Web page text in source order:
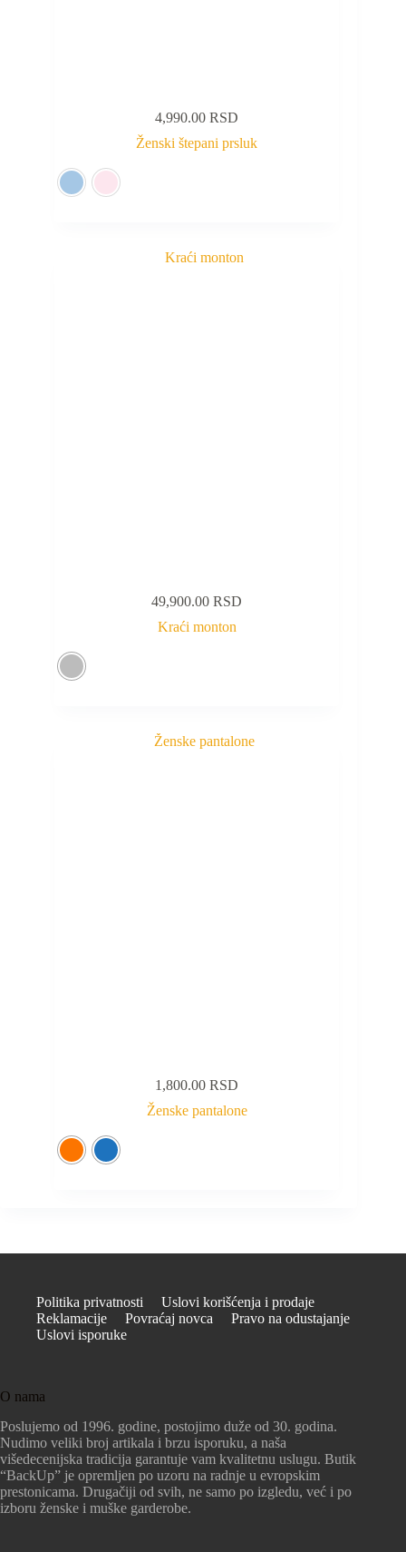
4,990.00RSD
Ženski štepani prsluk
49,900.00RSD
Kraći monton
1,800.00RSD
Ženske pantalone
Politika privatnosti
Uslovi korišćenja i prodaje
Reklamacije
Povraćaj novca
Pravo na odustajanje
Uslovi isporuke
O nama
Poslujemo od 1996. godine, postojimo duže od 30. godina.
Nudimo veliki broj artikala i brzu isporuku, a naša
višedecenijska tradicija garantuje vam kvalitetnu uslugu. Butik
“BackUp” je opremljen po uzoru na radnje u evropskim
prestonicama. Drugačiji od svih, ne samo po izgledu, već i po
izboru ženske i muške garderobe.